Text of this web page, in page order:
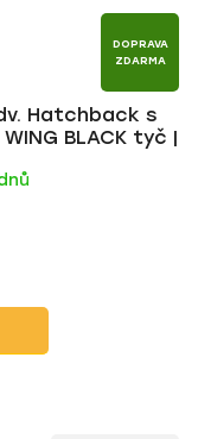
DOPRAVA
ZDARMA
Hatchback s
BLACK tyč |